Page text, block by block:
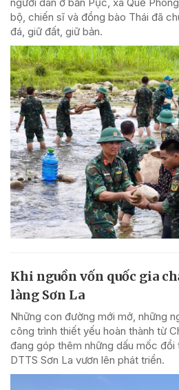
bộ, chiến sĩ và đồng bào Thái đã
đá, giữ đất, giữ bản.
Khi nguồn vốn quốc gia
làng Sơn La
Những con đường mới mở, những
công trình thiết yếu hoàn thành từ
đang góp thêm những dấu mốc đổi
DTTS Sơn La vươn lên phát triển.